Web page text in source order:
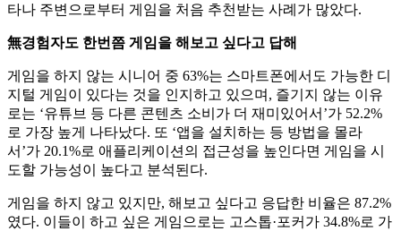
타나 주변으로부터 게임을 처음 추천받는 사례가 많았다.
無경험자도 한번쯤 게임을 해보고 싶다고 답해
게임을 하지 않는 시니어 중 63%는 스마트폰에서도 가능한 디
지털 게임이 있다는 것을 인지하고 있으며, 즐기지 않는 이유
로는 ‘유튜브 등 다른 콘텐츠 소비가 더 재미있어서’가 52.2%
로 가장 높게 나타났다. 또 ‘앱을 설치하는 등 방법을 몰라
서’가 20.1%로 애플리케이션의 접근성을 높인다면 게임을 시
도할 가능성이 높다고 분석된다.
게임을 하지 않고 있지만, 해보고 싶다고 응답한 비율은 87.2%
였다. 이들이 하고 싶은 게임으로는 고스톱·포커가 34.8%로 가